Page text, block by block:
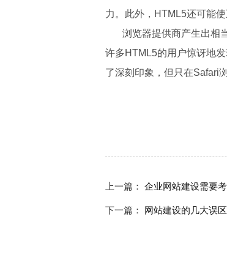
力。此外，HTML5还可能
浏览器提供商产生出相当
许多HTML5的用户惊讶地
了深刻印象，但只在Safari
上一篇： 企业网站建设需要
下一篇： 网站建设的几大误区